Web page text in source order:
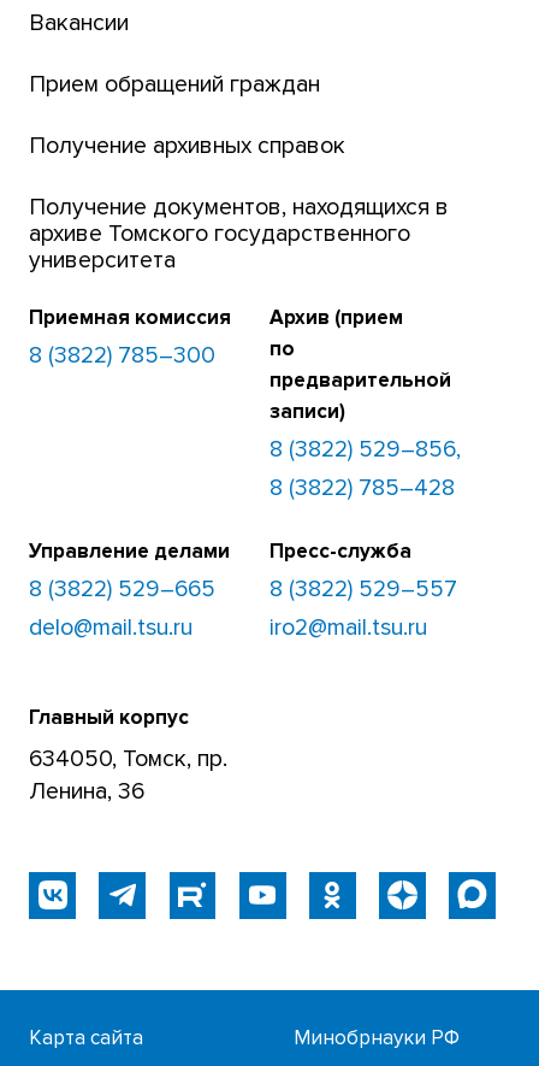
Платежи онлайн
Банк инициатив по развитию университета
Вакансии
Прием обращений граждан
Получение архивных справок
Получение документов, находящихся в
архиве Томского государственного
университета
Приемная комиссия
8 (3822) 785–300
Архив (прием
по
предварительной
записи)
8 (3822) 529–856,
8 (3822) 785–428
Управление делами
8 (3822) 529–665
delo@mail.tsu.ru
Пресс-служба
8 (3822) 529–557
iro2@mail.tsu.ru
Главный корпус
634050, Томск, пр.
Ленина, 36
Карта сайта Минобрнауки РФ